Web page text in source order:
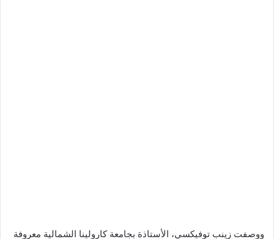
ووصفت زينب توفيكسي، الأستاذة بجامعة كارولينا الشمالية معروفة